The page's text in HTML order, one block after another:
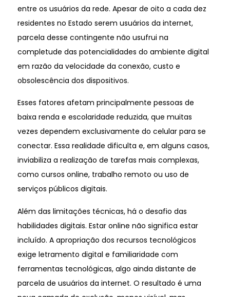
entre os usuários da rede. Apesar de oito a cada dez
residentes no Estado serem usuários da internet,
parcela desse contingente não usufrui na
completude das potencialidades do ambiente digital
em razão da velocidade da conexão, custo e
obsolescência dos dispositivos.
Esses fatores afetam principalmente pessoas de
baixa renda e escolaridade reduzida, que muitas
vezes dependem exclusivamente do celular para se
conectar. Essa realidade dificulta e, em alguns casos,
inviabiliza a realização de tarefas mais complexas,
como cursos online, trabalho remoto ou uso de
serviços públicos digitais.
Além das limitações técnicas, há o desafio das
habilidades digitais. Estar online não significa estar
incluído. A apropriação dos recursos tecnológicos
exige letramento digital e familiaridade com
ferramentas tecnológicas, algo ainda distante de
parcela de usuários da internet. O resultado é uma